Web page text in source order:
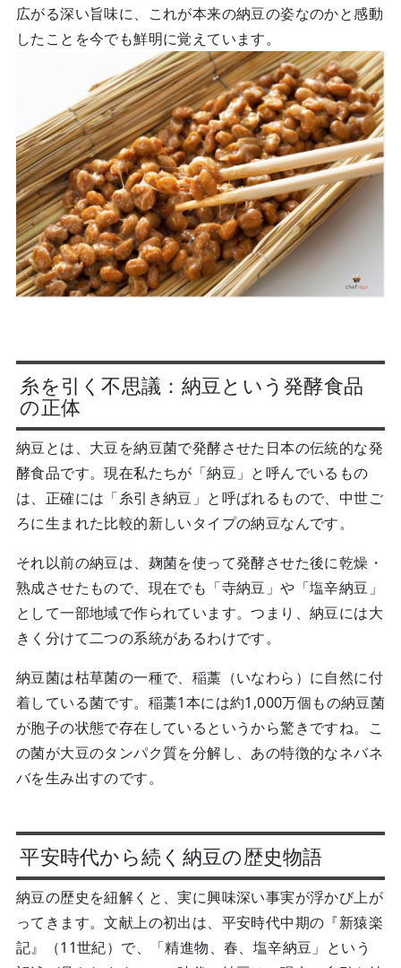
広がる深い旨味に、これが本来の納豆の姿なのかと感動
したことを今でも鮮明に覚えています。
糸を引く不思議：納豆という発酵食品
の正体
納豆とは、大豆を納豆菌で発酵させた日本の伝統的な発
酵食品です。現在私たちが「納豆」と呼んでいるもの
は、正確には「糸引き納豆」と呼ばれるもので、中世ご
ろに生まれた比較的新しいタイプの納豆なんです。
それ以前の納豆は、麹菌を使って発酵させた後に乾燥・
熟成させたもので、現在でも「寺納豆」や「塩辛納豆」
として一部地域で作られています。つまり、納豆には大
きく分けて二つの系統があるわけです。
納豆菌は枯草菌の一種で、稲藁（いなわら）に自然に付
着している菌です。稲藁1本には約1,000万個もの納豆菌
が胞子の状態で存在しているというから驚きですね。こ
の菌が大豆のタンパク質を分解し、あの特徴的なネバネ
バを生み出すのです。
平安時代から続く納豆の歴史物語
納豆の歴史を紐解くと、実に興味深い事実が浮かび上が
ってきます。文献上の初出は、平安時代中期の『新猿楽
記』（11世紀）で、「精進物、春、塩辛納豆」という